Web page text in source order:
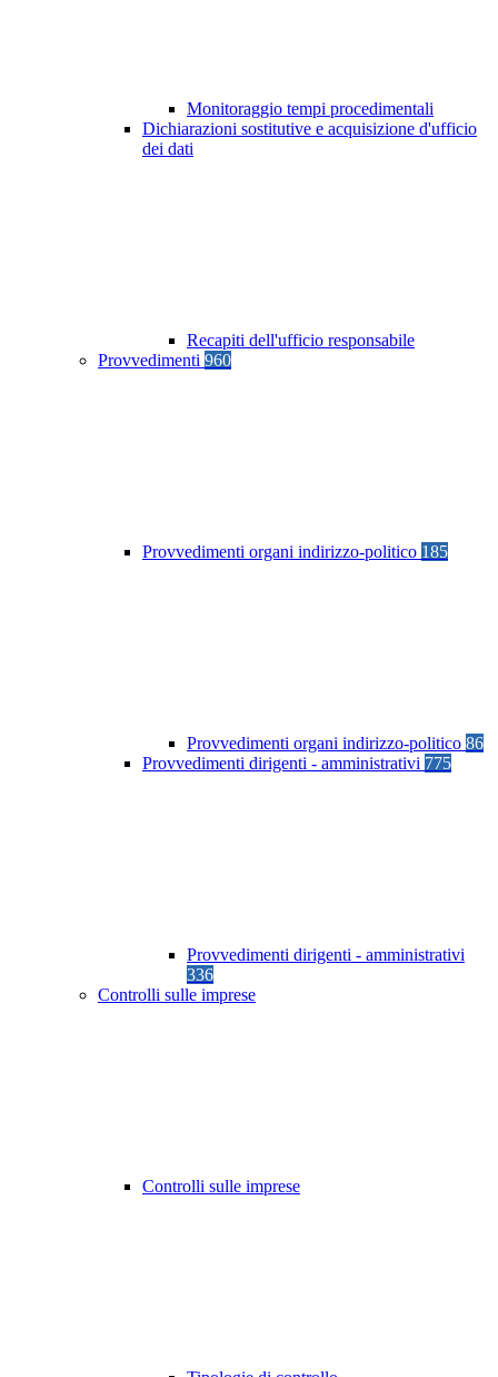
Monitoraggio tempi procedimentali
Dichiarazioni sostitutive e acquisizione d'ufficio
dei dati
Recapiti dell'ufficio responsabile
Provvedimenti 960
Provvedimenti organi indirizzo-politico 185
Provvedimenti organi indirizzo-politico 86
Provvedimenti dirigenti - amministrativi 775
Provvedimenti dirigenti - amministrativi
336
Controlli sulle imprese
Controlli sulle imprese